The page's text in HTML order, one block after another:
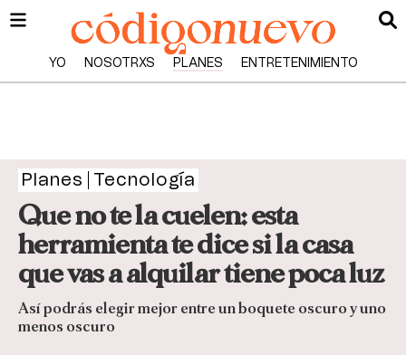
YO NOSOTRXS PLANES ENTRETENIMIENTO
Planes Tecnología
Que no te la cuelen: esta
herramienta te dice si la casa
que vas a alquilar tiene poca luz
Así podrás elegir mejor entre un boquete oscuro y uno
menos oscuro